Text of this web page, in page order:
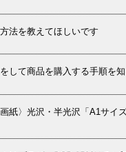
法を教えてほしいです
して商品を購入する手順を
紙〉光沢・半光沢「A1サイ